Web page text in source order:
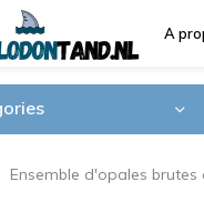
A
Ensemble d'opales